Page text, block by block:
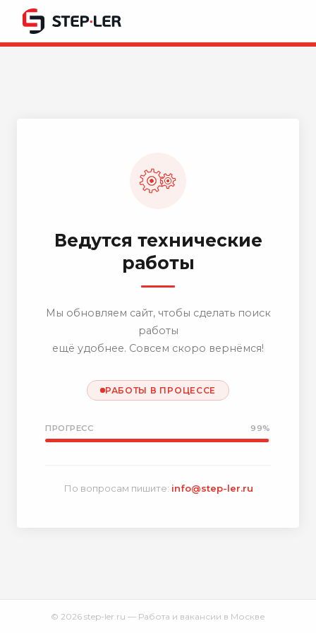
Ведутся технические
работы
Мы обновляем сайт, чтобы сделать поиск
работы
ещё удобнее. Совсем скоро вернёмся!
РАБОТЫ В ПРОЦЕССЕ
ПРОГРЕСС 99%
По вопросам пишите: info@step-ler.ru
© 2026 step-ler.ru — Работа и вакансии в Москве